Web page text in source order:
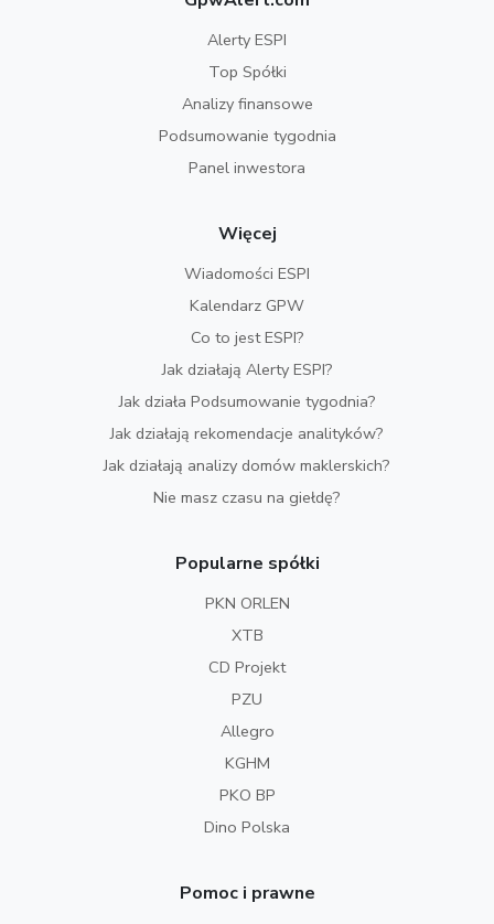
Alerty ESPI
Top Spółki
Analizy finansowe
Podsumowanie tygodnia
Panel inwestora
Więcej
Wiadomości ESPI
Kalendarz GPW
Co to jest ESPI?
Jak działają Alerty ESPI?
Jak działa Podsumowanie tygodnia?
Jak działają rekomendacje analityków?
Jak działają analizy domów maklerskich?
Nie masz czasu na giełdę?
Popularne spółki
PKN ORLEN
XTB
CD Projekt
PZU
Allegro
KGHM
PKO BP
Dino Polska
Pomoc i prawne